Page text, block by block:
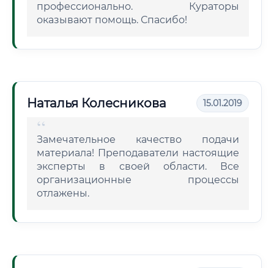
профессионально. Кураторы
оказывают помощь. Спасибо!
Наталья Колесникова 15.01.2019
Замечательное качество подачи
материала! Преподаватели настоящие
эксперты в своей области. Все
организационные процессы
отлажены.